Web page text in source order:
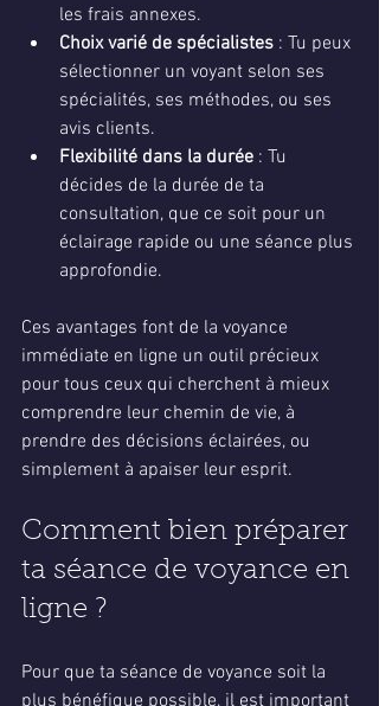
les frais annexes.
Choix varié de spécialistes : Tu peux
sélectionner un voyant selon ses
spécialités, ses méthodes, ou ses
avis clients.
Flexibilité dans la durée : Tu
décides de la durée de ta
consultation, que ce soit pour un
éclairage rapide ou une séance plus
approfondie.
Ces avantages font de la voyance
immédiate en ligne un outil précieux
pour tous ceux qui cherchent à mieux
comprendre leur chemin de vie, à
prendre des décisions éclairées, ou
simplement à apaiser leur esprit.
Comment bien préparer
ta séance de voyance en
ligne ?
Pour que ta séance de voyance soit la
plus bénéfique possible, il est important